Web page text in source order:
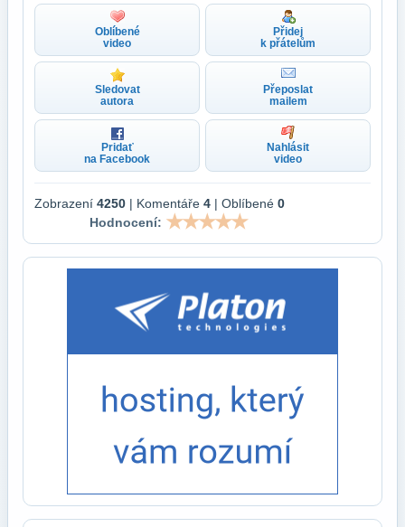
Oblíbené
video
Přidej
k přátelům
Sledovat
autora
Přeposlat
mailem
Pridať
na Facebook
Nahlásit
video
Zobrazení 4250 | Komentáře 4 | Oblíbené 0
Hodnocení: